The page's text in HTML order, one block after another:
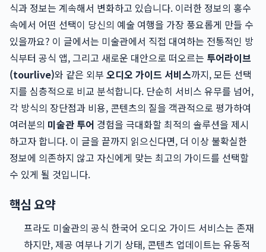
식과 정보는 계속해서 변화하고 있습니다. 이러한 정보의 홍수
속에서 어떤 선택이 당신의 예술 여행을 가장 풍요롭게 만들 수
있을까요? 이 글에서는 미술관에서 직접 대여하는 전통적인 방
식부터 공식 앱, 그리고 새로운 대안으로 떠오르는 투어라이브
(tourlive)와 같은 외부 오디오 가이드 서비스까지, 모든 선택
지를 심층적으로 비교 분석합니다. 단순히 서비스 유무를 넘어,
각 방식의 장단점과 비용, 콘텐츠의 질을 객관적으로 평가하여
여러분의 미술관 투어 경험을 극대화할 최적의 솔루션을 제시
하고자 합니다. 이 글을 끝까지 읽으신다면, 더 이상 불확실한
정보에 의존하지 않고 자신에게 맞는 최고의 가이드를 선택할
수 있게 될 것입니다.
핵심 요약
프라도 미술관의 공식 한국어 오디오 가이드 서비스는 존재
하지만, 제공 여부나 기기 상태, 콘텐츠 업데이트는 유동적